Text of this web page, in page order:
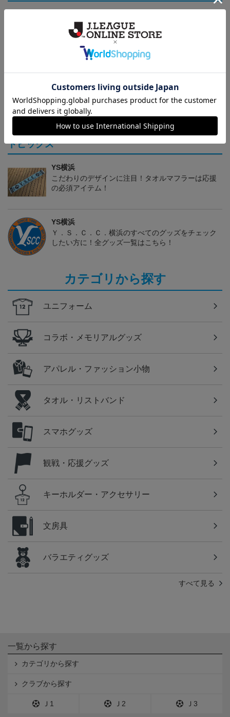
ベースボールシャツ
4,290円
ネッククーラー
1,100円
ウォッシュキャンバス＆
5,500円
トピックス
YS横浜
こだわりのデザインに注目！タオルマフラーは応援
の必須アイテム！
YS横浜
Ｙ．Ｓ．Ｃ．Ｃ．横浜のすべてのグッズをチェック
したい方に！全グッズ一覧はこちら！
カテゴリから探す
ユニフォーム
コラボ・メモリアルグッズ
アパレル・ファッション小物
タオル・リストバンド
スマホグッズ
観戦・応援グッズ
キーホルダー・アクセサリー
文房具
バラエティグッズ
すべて見る
一覧から探す
カテゴリから探す
クラブから探す
Ｊ1 Ｊ2 Ｊ3